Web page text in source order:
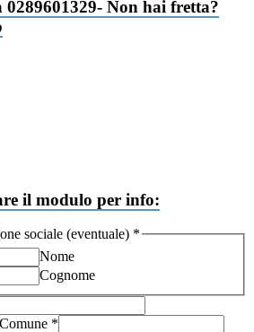
Non hai fretta?
il modulo per info:
sociale (eventuale) *
Nome
Cognome
*